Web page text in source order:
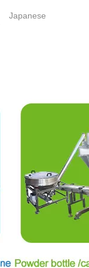
Japanese